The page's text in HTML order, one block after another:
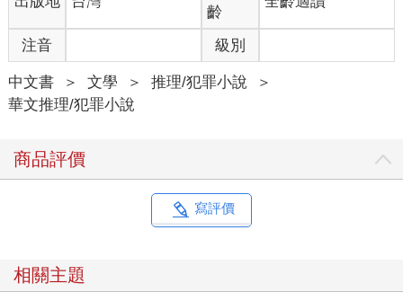
齡
注音 級別
中文書 ＞ 文學 ＞ 推理/犯罪小說
＞
華文推理/犯罪小說
商品評價
寫評價
相關主題